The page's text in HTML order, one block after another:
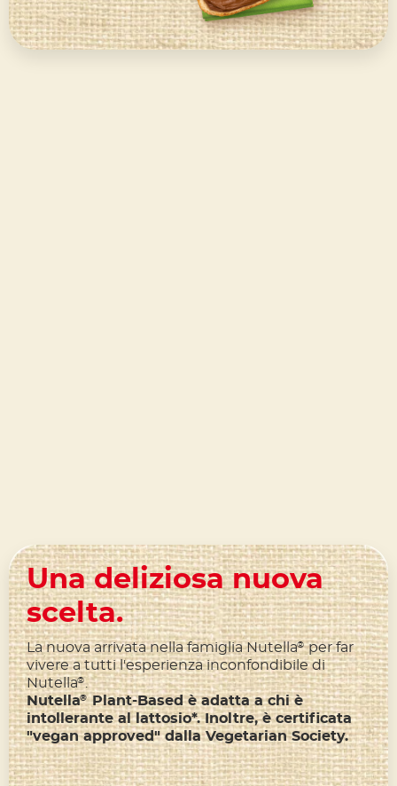
Una deliziosa nuova
scelta.
La nuova arrivata nella famiglia Nutella®per far
vivere a tutti l'esperienza inconfondibile di
Nutella®.
Nutella®Plant-Based è adatta a chi è
intollerante al lattosio*. Inoltre, è certificata
"vegan approved" dalla Vegetarian Society.